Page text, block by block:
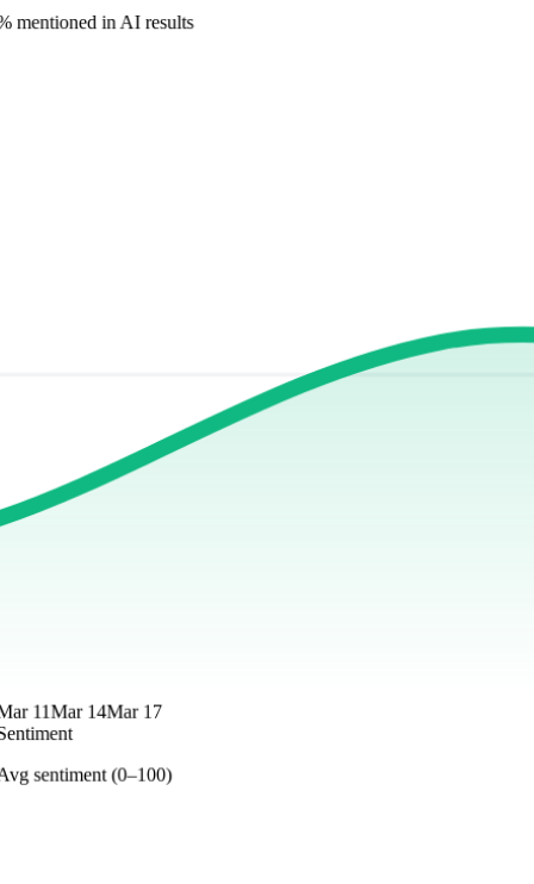
mentioned in AI results
11Mar 14Mar 17
sentiment (0–100)